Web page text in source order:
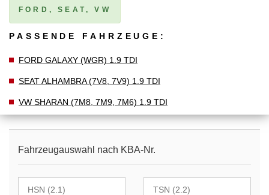
FORD, SEAT, VW
PASSENDE FAHRZEUGE:
FORD GALAXY (WGR) 1.9 TDI
SEAT ALHAMBRA (7V8, 7V9) 1.9 TDI
VW SHARAN (7M8, 7M9, 7M6) 1.9 TDI
Fahrzeugauswahl nach KBA-Nr.